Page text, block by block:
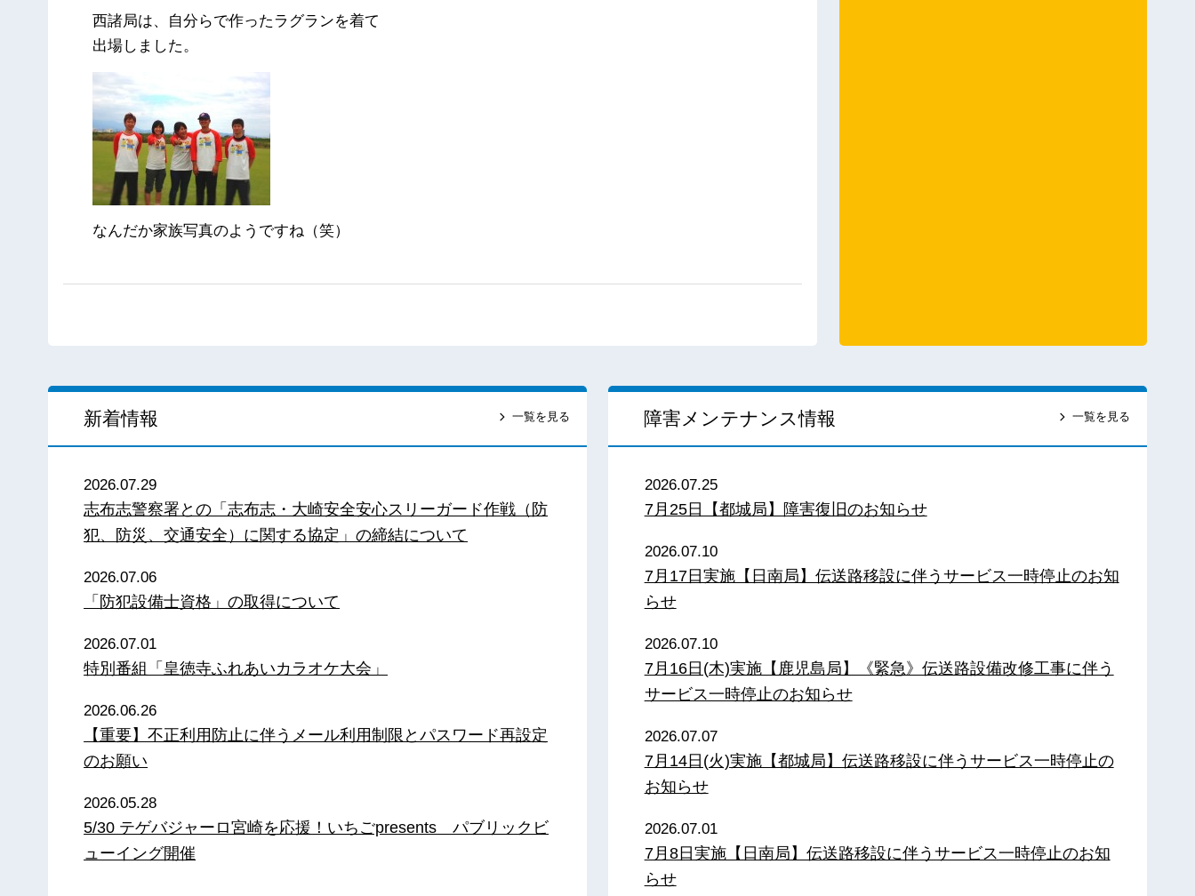
西諸局は、自分らで作ったラグランを着て
出場しました。
なんだか家族写真のようですね（笑）
新着情報 一覧を見る
2026.07.29
志布志警察署との「志布志・大崎安全安心スリーガード作戦（防
犯、防災、交通安全）に関する協定」の締結について
2026.07.06
「防犯設備士資格」の取得について
2026.07.01
特別番組「皇徳寺ふれあいカラオケ大会」
2026.06.26
【重要】不正利用防止に伴うメール利用制限とパスワード再設定
のお願い
2026.05.28
5/30 テゲバジャーロ宮崎を応援！いちごpresents パブリックビ
ューイング開催
障害メンテナンス情報 一覧を見る
2026.07.25
7月25日【都城局】障害復旧のお知らせ
2026.07.10
7月17日実施【日南局】伝送路移設に伴うサービス一時停止のお知
らせ
2026.07.10
7月16日(木)実施【鹿児島局】《緊急》伝送路設備改修工事に伴う
サービス一時停止のお知らせ
2026.07.07
7月14日(火)実施【都城局】伝送路移設に伴うサービス一時停止の
お知らせ
2026.07.01
7月8日実施【日南局】伝送路移設に伴うサービス一時停止のお知
らせ